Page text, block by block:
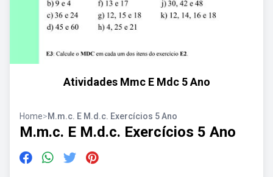
Atividades Mmc E Mdc 5 Ano
Home>M.m.c. E M.d.c. Exercícios 5 Ano
M.m.c. E M.d.c. Exercícios 5 Ano